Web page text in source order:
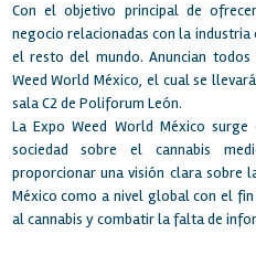
Con el objetivo principal de
negocio relacionadas con la
el resto del mundo. Anuncian
Weed World México, el cual se
sala C2 de Poliforum León.
La Expo Weed World México
sociedad sobre el cannabis
proporcionar una visión clara sobre
México como a nivel global con el
al cannabis y combatir la falta de